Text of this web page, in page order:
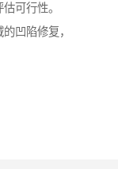
可行性。
凹陷修复，